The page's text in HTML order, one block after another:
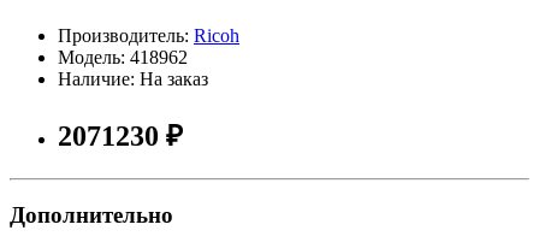
Производитель: Ricoh
Модель: 418962
Наличие: На заказ
2071230 ₽
Дополнительно